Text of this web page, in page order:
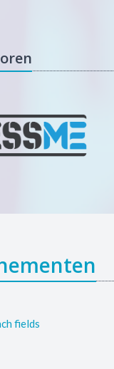
fields